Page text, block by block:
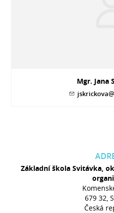
Mgr. Jana
Základní škola Svitávka,
679 32,
Česká